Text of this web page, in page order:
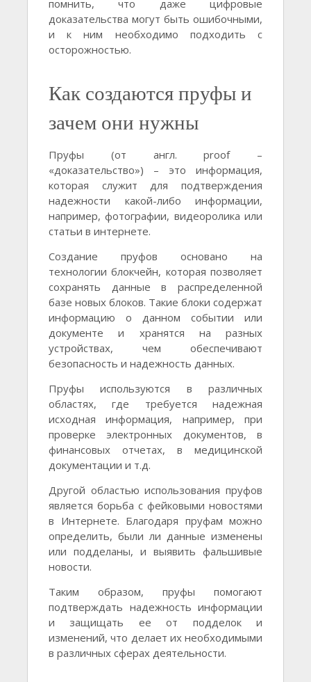
помнить, что даже цифровые
доказательства могут быть ошибочными,
и к ним необходимо подходить с
осторожностью.
Как создаются пруфы и
зачем они нужны
Пруфы (от англ. proof –
«доказательство») – это информация,
которая служит для подтверждения
надежности какой-либо информации,
например, фотографии, видеоролика или
статьи в интернете.
Создание пруфов основано на
технологии блокчейн, которая позволяет
сохранять данные в распределенной
базе новых блоков. Такие блоки содержат
информацию о данном событии или
документе и хранятся на разных
устройствах, чем обеспечивают
безопасность и надежность данных.
Пруфы используются в различных
областях, где требуется надежная
исходная информация, например, при
проверке электронных документов, в
финансовых отчетах, в медицинской
документации и т.д.
Другой областью использования пруфов
является борьба с фейковыми новостями
в Интернете. Благодаря пруфам можно
определить, были ли данные изменены
или подделаны, и выявить фальшивые
новости.
Таким образом, пруфы помогают
подтверждать надежность информации
и защищать ее от подделок и
изменений, что делает их необходимыми
в различных сферах деятельности.